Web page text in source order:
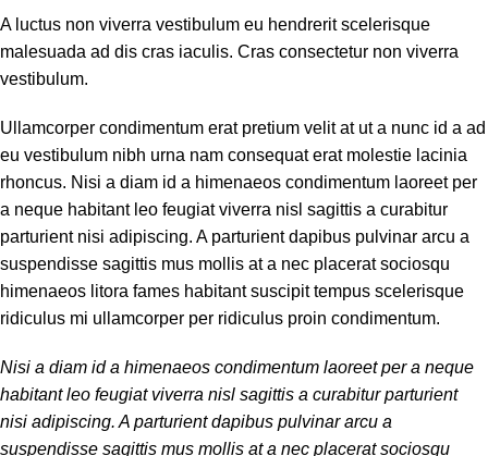
A luctus non viverra vestibulum eu hendrerit scelerisque
malesuada ad dis cras iaculis. Cras consectetur non viverra
vestibulum.
Ullamcorper condimentum erat pretium velit at ut a nunc id a ad
eu vestibulum nibh urna nam consequat erat molestie lacinia
rhoncus. Nisi a diam id a himenaeos condimentum laoreet per
a neque habitant leo feugiat viverra nisl sagittis a curabitur
parturient nisi adipiscing. A parturient dapibus pulvinar arcu a
suspendisse sagittis mus mollis at a nec placerat sociosqu
himenaeos litora fames habitant suscipit tempus scelerisque
ridiculus mi ullamcorper per ridiculus proin condimentum.
Nisi a diam id a himenaeos condimentum laoreet per a neque
habitant leo feugiat viverra nisl sagittis a curabitur parturient
nisi adipiscing. A parturient dapibus pulvinar arcu a
suspendisse sagittis mus mollis at a nec placerat sociosqu